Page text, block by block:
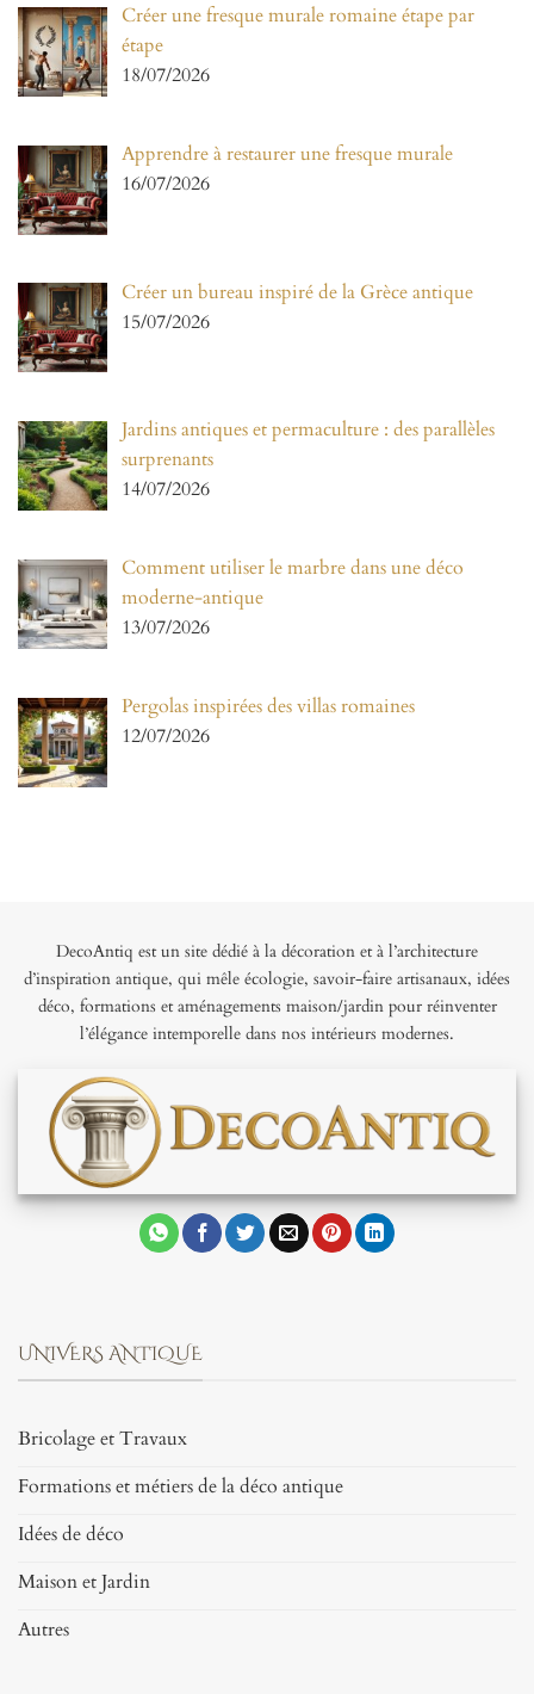
Créer une fresque murale romaine étape par
étape
18/07/2026
Apprendre à restaurer une fresque murale
16/07/2026
Créer un bureau inspiré de la Grèce antique
15/07/2026
Jardins antiques et permaculture : des parallèles
surprenants
14/07/2026
Comment utiliser le marbre dans une déco
moderne-antique
13/07/2026
Pergolas inspirées des villas romaines
12/07/2026
DecoAntiq est un site dédié à la décoration et à l’architecture
d’inspiration antique, qui mêle écologie, savoir-faire artisanaux, idées
déco, formations et aménagements maison/jardin pour réinventer
l’élégance intemporelle dans nos intérieurs modernes.
UNIVERS ANTIQUE
Bricolage et Travaux
Formations et métiers de la déco antique
Idées de déco
Maison et Jardin
Autres